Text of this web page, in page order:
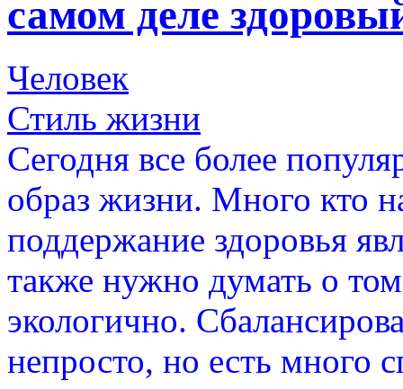
самом деле
Человек
Стиль жизни
Сегодня все более
образ жизни. Много кто
поддержание здоровья
также нужно думать о
экологично.
непросто, но есть много